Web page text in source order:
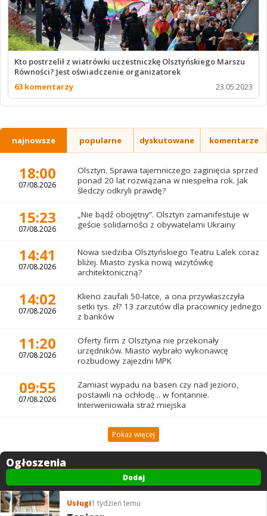
Kto postrzelił z wiatrówki uczestniczkę Olsztyńskiego Marszu
Równości? Jest oświadczenie organizatorek
63 komentarzy
23.05.2023
najnowsze popularne dyskutowane komentarze
18:00
07/08.2026
Olsztyn. Sprawa tajemniczego zaginięcia sprzed
ponad 20 lat rozwiązana w niespełna rok. Jak
śledczy odkryli prawdę?
15:23
07/08.2026
„Nie bądź obojętny”. Olsztyn zamanifestuje w
geście solidarności z obywatelami Ukrainy
14:41
07/08.2026
Nowa siedziba Olsztyńskiego Teatru Lalek coraz
bliżej. Miasto zyska nową wizytówkę
architektoniczną?
14:02
07/08.2026
Klienci zaufali 50-latce, a ona przywłaszczyła
setki tys. zł? 13 zarzutów dla pracownicy jednego
z banków
11:20
07/08.2026
Oferty firm z Olsztyna nie przekonały
urzędników. Miasto wybrało wykonawcę
rozbudowy zajezdni MPK
09:55
07/08.2026
Zamiast wypadu na basen czy nad jezioro,
postawili na ochłodę... w fontannie.
Interweniowała straż miejska
Pokaż więcej
Ogłoszenia
Dodaj
Usługi1 tydzień temu